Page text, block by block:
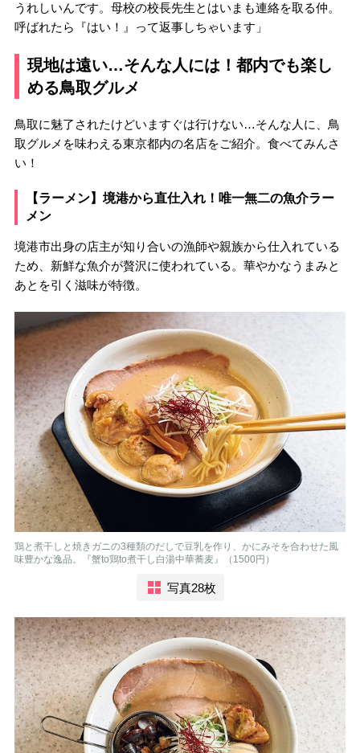
うれしいんです。母校の校長先生とはいまも連絡を取る仲。
呼ばれたら『はい！』って返事しちゃいます」
現地は遠い…そんな人には！都内でも楽し
める鳥取グルメ
鳥取に魅了されたけどいますぐは行けない…そんな人に、鳥
取グルメを味わえる東京都内の名店をご紹介。食べてみんさ
い！
【ラーメン】境港から直仕入れ！唯一無二の魚介ラー
メン
境港市出身の店主が知り合いの漁師や親族から仕入れている
ため、新鮮な魚介が贅沢に使われている。華やかなうまみと
あとを引く滋味が特徴。
鶏と煮干しと焼きガニの3種類のだしで豆乳を作り、かにみそを合わせた風
味豊かな逸品。『蟹to鶏to煮干し白湯中華蕎麦』（1500円）
写真28枚